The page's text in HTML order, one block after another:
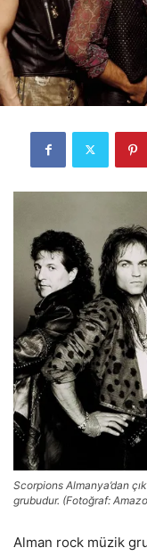
Scorpions Almanya’dan
grubudur. (Fotoğraf:
Alman rock müzik